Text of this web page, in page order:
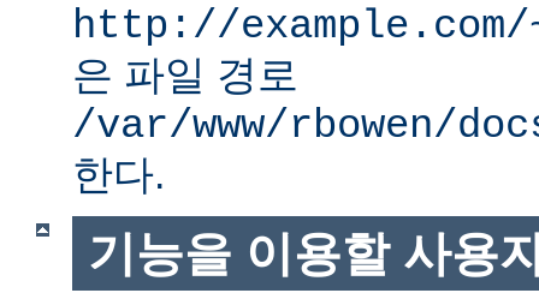
http://
은 파일 경로
/var/www/rbowen/
한다.
기능을 이용할 사용